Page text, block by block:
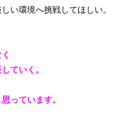
い環境へ挑戦してほしい。
ていく。
っています。